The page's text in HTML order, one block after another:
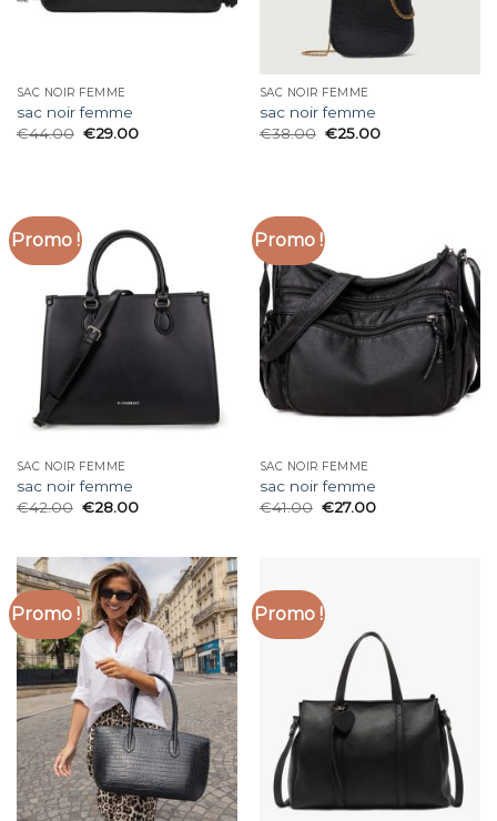
SAC NOIR FEMME
sac noir femme
€44.00 €29.00
SAC NOIR FEMME
sac noir femme
€38.00 €25.00
Promo !
SAC NOIR FEMME
sac noir femme
€42.00 €28.00
Promo !
SAC NOIR FEMME
sac noir femme
€41.00 €27.00
Promo ! Promo !